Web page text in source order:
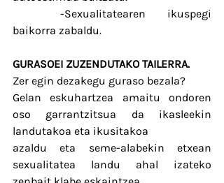
baikorra zabaldu.
GURASOEI ZUZENDUTAKO TAILERRA.
Zer egin dezakegu guraso bezala?
Gelan eskuhartzea amaitu ondoren
oso garrantzitsua da ikasleekin
landutakoa eta ikusitakoa
azaldu eta seme-alabekin etxean
sexualitatea landu ahal izateko